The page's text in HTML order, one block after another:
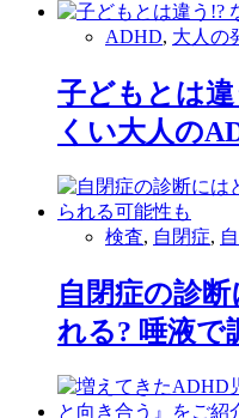
ADHD, 大人の
子どもとは
くい大人の
検査, 自閉症,
自閉症の診
れる? 唾液で